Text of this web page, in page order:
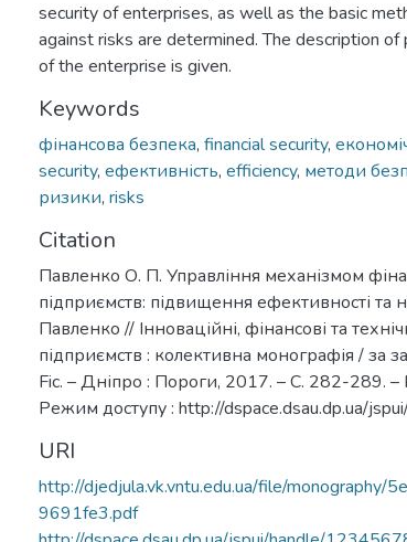
security of enterprises, as well as the basic
against risks are determined. The description
of the enterprise is given.
Keywords
фінансова безпека, financial security,
security, ефективність, efficiency, методи
ризики, risks
Citation
Павленко О. П. Управління механізмом
підприємств: підвищення ефективності
Павленко // Інноваційні, фінансові та
підприємств : колективна монографія / за
Fic. – Дніпро : Пороги, 2017. – С. 282-289.
Режим доступу : http://dspace.dsau.dp.ua/
URI
http://djedjula.vk.vntu.edu.ua/file/
9691fe3.pdf